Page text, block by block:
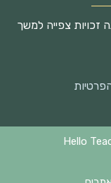
צפייה למשך